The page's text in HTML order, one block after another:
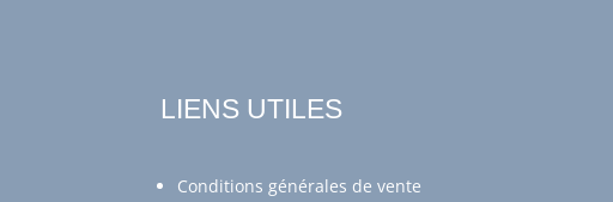
LIENS UTILES
Conditions générales de vente